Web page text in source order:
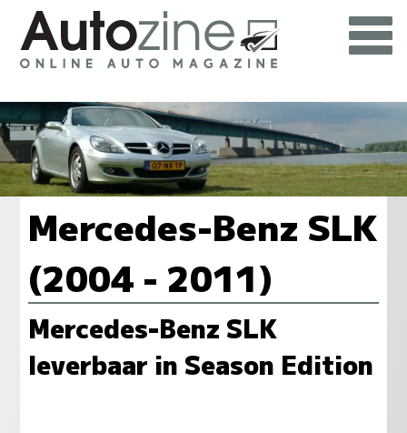
Mercedes-Benz SLK
(2004 - 2011)
Mercedes-Benz SLK
leverbaar in Season Edition